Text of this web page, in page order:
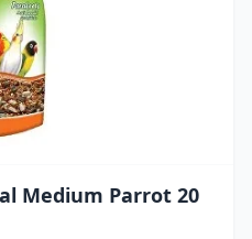
Medium Parrot 20